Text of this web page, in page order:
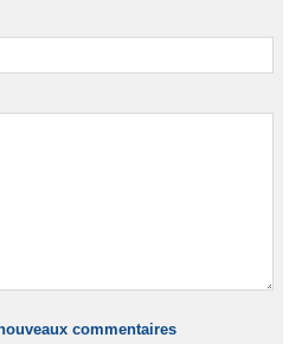
commentaires